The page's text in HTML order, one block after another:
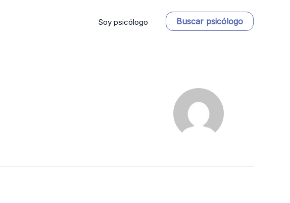
Soy psicólogo Buscar psicólogo